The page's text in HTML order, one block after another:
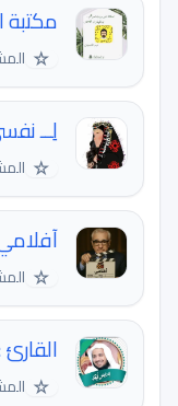
مكتبة
☆
لِــ
☆
☆
☆